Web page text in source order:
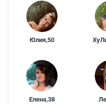
Юлия,50
Елена,38